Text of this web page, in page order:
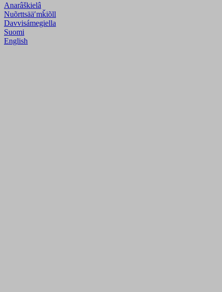
Anarâškielâ
Nuõrttsääʹmǩiõll
Davvisámegiella
Suomi
English